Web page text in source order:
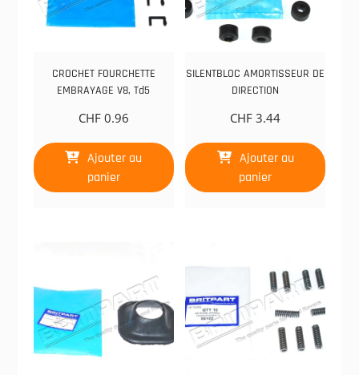
CROCHET FOURCHETTE
EMBRAYAGE V8, Td5
CHF0.96
Ajouter au
panier
SILENTBLOC AMORTISSEUR DE
DIRECTION
CHF 3.44
Ajouter au
panier